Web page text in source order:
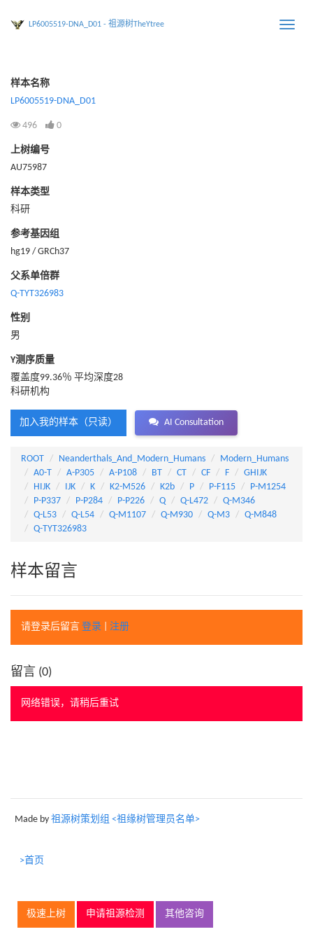
Toggle
LP6005519-DNA_D01 - 祖源树TheYtree
样本名称
LP6005519-DNA_D01
496 0
上树编号
AU75987
样本类型
科研
参考基因组
hg19 / GRCh37
父系单倍群
Q-TYT326983
性别
男
Y测序质量
覆盖度99.36％ 平均深度28
科研机构
加入我的样本（只读） AI Consultation
ROOT Neanderthals_And_Modern_Humans
Modern_Humans
A0-T
A-P305 A-P108 BT CT CF F
GHIJK
HIJK
IJK K K2-M526 K2b P P-F115
P-M1254
P-P337
P-P284 P-P226 Q Q-L472
Q-M346
Q-L53
Q-L54 Q-M1107 Q-M930 Q-M3
Q-M848
Q-TYT326983
样本留言
请登录后留言 登录 注册
留言 (0)
网络错误，请稍后重试
Made by 祖源树策划组 <祖缘树管理员名单>
>首页
极速上树 申请祖源检测 其他咨询